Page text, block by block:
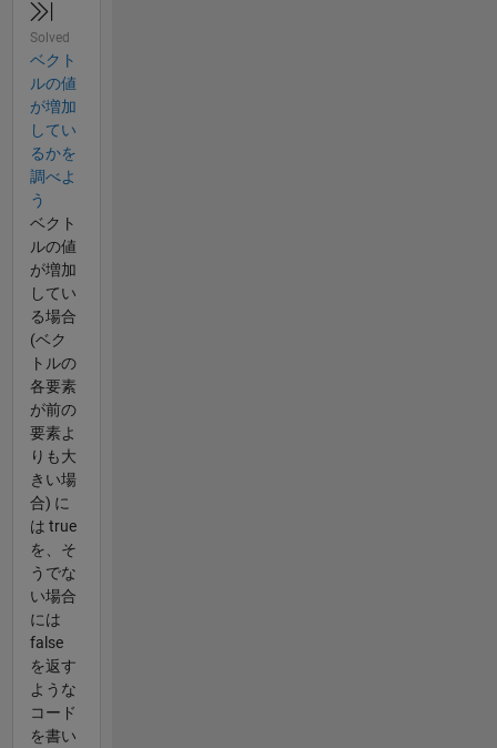
Solved
ベクト
ルの値
が増加
してい
るかを
調べよ
う
ベクト
ルの値
が増加
してい
る場合
(ベク
トルの
各要素
が前の
要素よ
りも大
きい場
合) に
は true
を、そ
うでな
い場合
には
false
を返す
ような
コード
を書い